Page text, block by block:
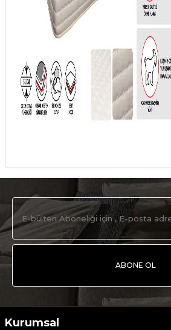
ABONE OL
Kurumsal